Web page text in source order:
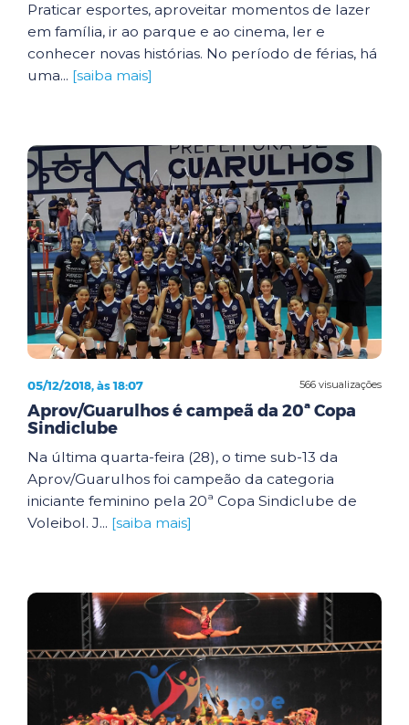
Praticar esportes, aproveitar momentos de lazer
em família, ir ao parque e ao cinema, ler e
conhecer novas histórias. No período de férias, há
uma... [saiba mais]
566 visualizações
05/12/2018, às 18:07
Aprov/Guarulhos é campeã da 20ª Copa
Sindiclube
Na última quarta-feira (28), o time sub-13 da
Aprov/Guarulhos foi campeão da categoria
iniciante feminino pela 20ª Copa Sindiclube de
Voleibol. J... [saiba mais]